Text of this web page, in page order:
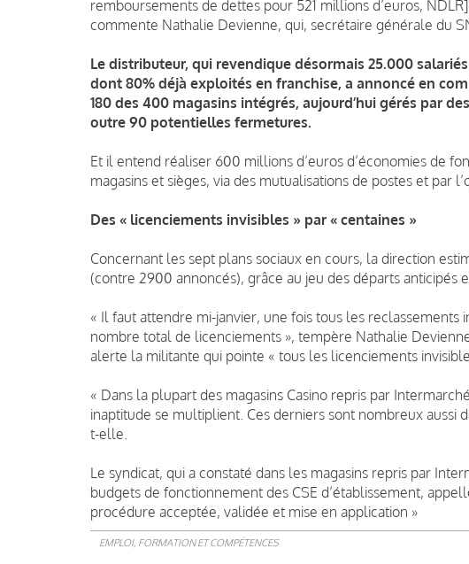
remboursements de dettes pour 521 millions d’euros,
commente Nathalie Devienne, qui, secrétaire générale du
Le distributeur, qui revendique désormais 25.000
dont 80% déjà exploités en franchise, a annoncé en
180 des 400 magasins intégrés, aujourd’hui gérés par
outre 90 potentielles fermetures.
Et il entend réaliser 600 millions d’euros d’économies de
magasins et sièges, via des mutualisations de postes et par
Des « licenciements invisibles » par « centaines »
Concernant les sept plans sociaux en cours, la direction
(contre 2900 annoncés), grâce au jeu des départs anticipés
« Il faut attendre mi-janvier, une fois tous les reclassements
nombre total de licenciements », tempère Nathalie
alerte la militante qui pointe « tous les licenciements
« Dans la plupart des magasins Casino repris par
inaptitude se multiplient. Ces derniers sont nombreux aussi
t-elle.
Le syndicat, qui a constaté dans les magasins repris par
budgets de fonctionnement des CSE d’établissement,
procédure acceptée, validée et mise en application »
EMPLOI, FORMATION ET COMPÉTENCES